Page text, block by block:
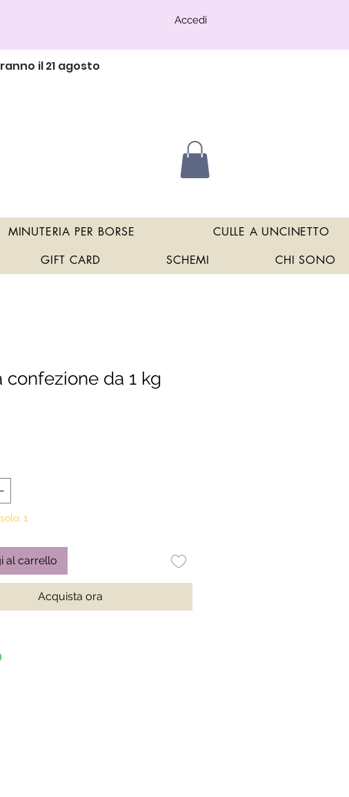
Accedi
il 21 agosto
confezione da 1 kg
1
al carrello
Acquista ora
MINUTERIA PER BORSE
CULLE A UNCINETTO
GIFT CARD SCHEMI CHI SONO